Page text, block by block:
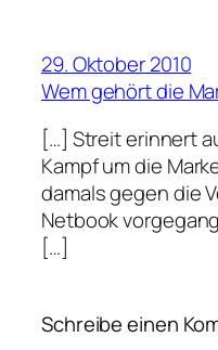
29. Oktober 2010
Wem gehört die
[…] Streit erinnert
Kampf um die
damals gegen die
Netbook
[…]
Schreibe einen